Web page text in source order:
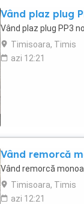
Vând plaz plug
Vând plaz plug PP3
Timisoara, Timis
azi 12:21
Vând remorcă
Vând remorcă
Timisoara, Timis
azi 12:21